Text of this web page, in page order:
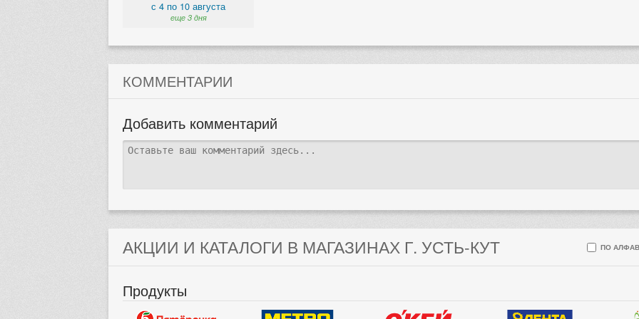
с 4 по 10 августа
еще 3 дня
КОММЕНТАРИИ
Добавить комментарий
АКЦИИ И КАТАЛОГИ В МАГАЗИНАХ Г. УСТЬ-КУТ ПО
Продукты